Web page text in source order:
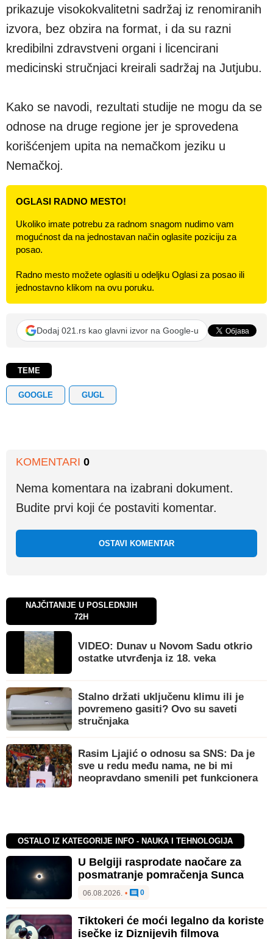
prikazuje visokokvalitetni sadržaj iz renomiranih
izvora, bez obzira na format, i da su razni
kredibilni zdravstveni organi i licencirani
medicinski stručnjaci kreirali sadržaj na Jutjubu.
Kako se navodi, rezultati studije ne mogu da se
odnose na druge regione jer je sprovedena
korišćenjem upita na nemačkom jeziku u
Nemačkoj.
OGLASI RADNO MESTO!
Ukoliko imate potrebu za radnom snagom nudimo vam
mogućnost da na jednostavan način oglasite poziciju za
posao.
Radno mesto možete oglasiti u odeljku Oglasi za posao ili
jednostavno klikom na ovu poruku.
Dodaj 021.rs kao glavni izvor na Google-u
TEME
GOOGLE GUGL
KOMENTARI 0
Nema komentara na izabrani dokument.
Budite prvi koji će postaviti komentar.
OSTAVI KOMENTAR
NAJČITANIJE U POSLEDNJIH
72H
VIDEO: Dunav u Novom Sadu otkrio
ostatke utvrđenja iz 18. veka
Stalno držati uključenu klimu ili je
povremeno gasiti? Ovo su saveti
stručnjaka
Rasim Ljajić o odnosu sa SNS: Da je
sve u redu među nama, ne bi mi
neopravdano smenili pet funkcionera
OSTALO IZ KATEGORIJE INFO - NAUKA I TEHNOLOGIJA
U Belgiji rasprodate naočare za
posmatranje pomračenja Sunca
06.08.2026. • 0
Tiktokeri će moći legalno da koriste
isečke iz Diznijevih filmova